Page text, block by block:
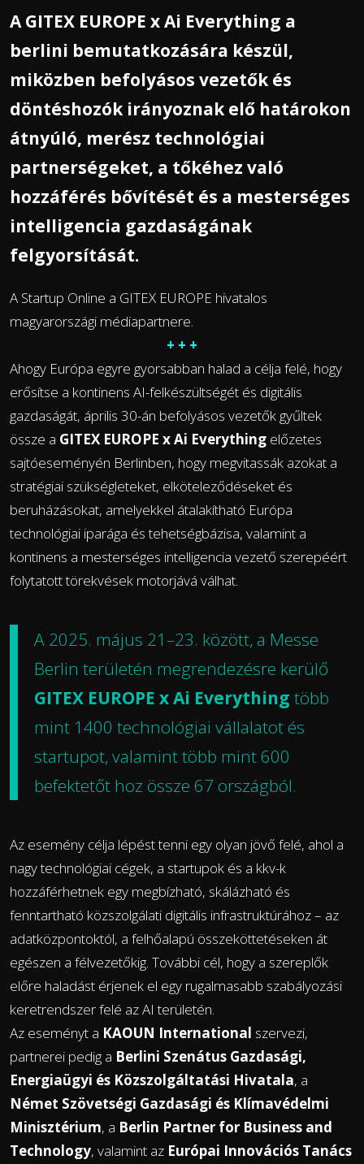
A GITEX EUROPE x Ai Everything a
berlini bemutatkozására készül,
miközben befolyásos vezetők és
döntéshozók irányoznak elő határokon
átnyúló, merész technológiai
partnerségeket, a tőkéhez való
hozzáférés bővítését és a mesterséges
intelligencia gazdaságának
felgyorsítását.
A Startup Online a GITEX EUROPE hivatalos
magyarországi médiapartnere.
+ + +
Ahogy Európa egyre gyorsabban halad a célja felé, hogy
erősítse a kontinens AI-felkészültségét és digitális
gazdaságát, április 30-án befolyásos vezetők gyűltek
össze a GITEX EUROPE x Ai Everything előzetes
sajtóeseményén Berlinben, hogy megvitassák azokat a
stratégiai szükségleteket, elköteleződéseket és
beruházásokat, amelyekkel átalakítható Európa
technológiai iparága és tehetségbázisa, valamint a
kontinens a mesterséges intelligencia vezető szerepéért
folytatott törekvések motorjává válhat.
A 2025. május 21–23. között, a Messe
Berlin területén megrendezésre kerülő
GITEX EUROPE x Ai Everything több
mint 1400 technológiai vállalatot és
startupot, valamint több mint 600
befektetőt hoz össze 67 országból.
Az esemény célja lépést tenni egy olyan jövő felé, ahol a
nagy technológiai cégek, a startupok és a kkv-k
hozzáférhetnek egy megbízható, skálázható és
fenntartható közszolgálati digitális infrastruktúrához – az
adatközpontoktól, a felhőalapú összeköttetéseken át
egészen a félvezetőkig. További cél, hogy a szereplők
előre haladást érjenek el egy rugalmasabb szabályozási
keretrendszer felé az AI területén.
Az eseményt a KAOUN International szervezi,
partnerei pedig a Berlini Szenátus Gazdasági,
Energiaügyi és Közszolgáltatási Hivatala, a
Német Szövetségi Gazdasági és Klímavédelmi
Minisztérium, a Berlin Partner for Business and
Technology, valamint az Európai Innovációs Tanács